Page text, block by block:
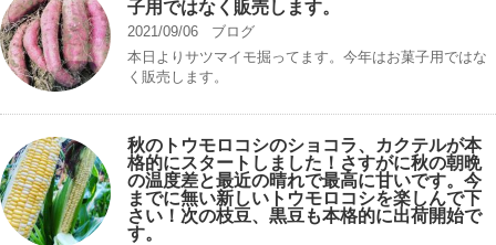
子用ではなく販売します。
2021/09/06
ブログ
本日よりサツマイモ掘ってます。今年はお菓子用ではな
く販売します。
秋のトウモロコシのショコラ、カクテルが本
格的にスタートしました！さすがに秋の朝晩
の温度差と最近の晴れで最高に甘いです。今
までに無い新しいトウモロコシを楽しんで下
さい！次の枝豆、黒豆も本格的に出荷開始で
す。